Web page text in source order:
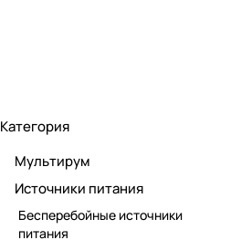
Категория
Мультирум
Источники питания
Бесперебойные источники
питания